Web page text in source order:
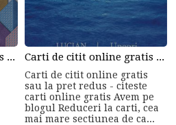
Carti de citit online gratis sau la pret redus - citeste carti online gratuit din cele mai mari librarii online! Carti de citit online gratis sau la pret redus - citeste carti online gratis
Carti de citit online gratis
sau la pret redus - citeste
carti online gratis Avem pe
blogul Reduceri la carti, cea
mai mare sectiunea de ca...